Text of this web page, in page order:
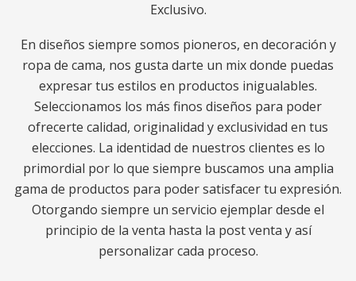
Exclusivo.
En diseños siempre somos pioneros, en decoración y
ropa de cama, nos gusta darte un mix donde puedas
expresar tus estilos en productos inigualables.
Seleccionamos los más finos diseños para poder
ofrecerte calidad, originalidad y exclusividad en tus
elecciones. La identidad de nuestros clientes es lo
primordial por lo que siempre buscamos una amplia
gama de productos para poder satisfacer tu expresión.
Otorgando siempre un servicio ejemplar desde el
principio de la venta hasta la post venta y así
personalizar cada proceso.